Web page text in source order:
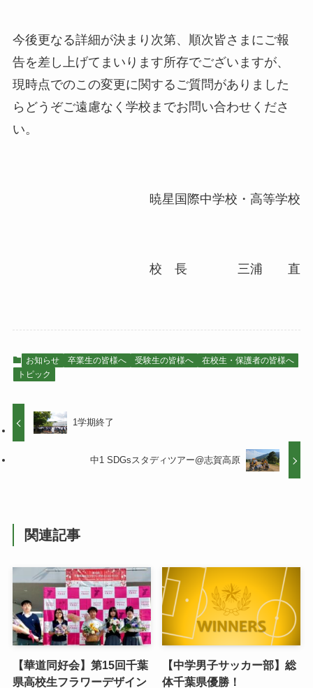
今後更なる詳細が決まり次第、順次皆さまにご報
告を差し上げてまいります所存でございますが、
現時点でのこの変更に関するご質問がありました
らどうぞご遠慮なく学校までお問い合わせくださ
い。
暁星国際中学校・高等学校
校 長 三浦 直
お知らせ 卒業生の皆様へ 受験生の皆様へ
在校生・保護者の皆様へ
トピック
1学期終了
中1 SDGsスタディツアー@志賀高原
関連記事
【華道同好会】第15回千葉
県高校生フラワーデザイン
【中学男子サッカー部】総
体千葉県優勝！